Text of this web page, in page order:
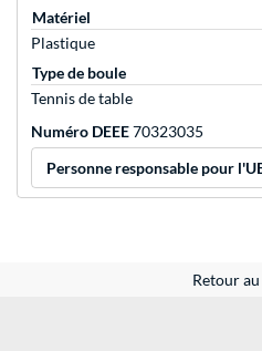
Matériel
Plastique
Type de boule
Tennis de table
Numéro DEEE70323035
Personne responsable pour
Retour